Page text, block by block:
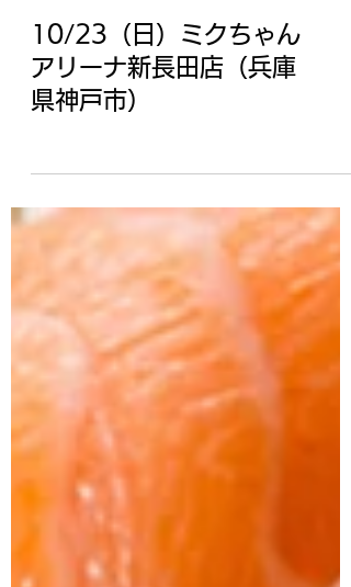
10/23（日）ミクちゃん
アリーナ新長田店（兵庫